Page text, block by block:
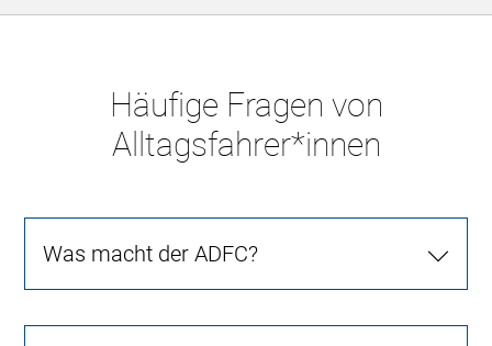
Häufige Fragen von
Alltagsfahrer*innen
Was macht der ADFC?